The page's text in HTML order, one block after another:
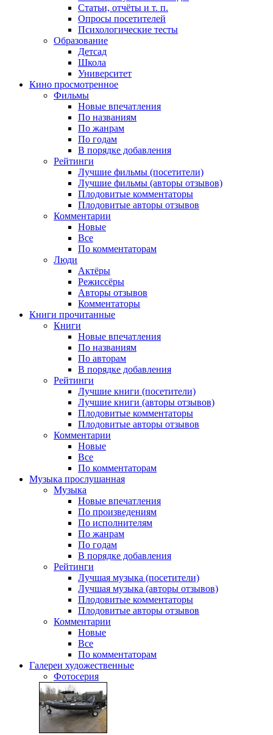
Статьи, отчёты и т. п.
Опросы посетителей
Психологические тесты
Образование
Детсад
Школа
Университет
Кино просмотренное
Фильмы
Новые впечатления
По названиям
По жанрам
По годам
В порядке добавления
Рейтинги
Лучшие фильмы (посетители)
Лучшие фильмы (авторы отзывов)
Плодовитые комментаторы
Плодовитые авторы отзывов
Комментарии
Новые
Все
По комментаторам
Люди
Актёры
Режиссёры
Авторы отзывов
Комментаторы
Книги прочитанные
Книги
Новые впечатления
По названиям
По авторам
В порядке добавления
Рейтинги
Лучшие книги (посетители)
Лучшие книги (авторы отзывов)
Плодовитые комментаторы
Плодовитые авторы отзывов
Комментарии
Новые
Все
По комментаторам
Музыка прослушанная
Музыка
Новые впечатления
По произведениям
По исполнителям
По жанрам
По годам
В порядке добавления
Рейтинги
Лучшая музыка (посетители)
Лучшая музыка (авторы отзывов)
Плодовитые комментаторы
Плодовитые авторы отзывов
Комментарии
Новые
Все
По комментаторам
Галереи художественные
Фотосерия